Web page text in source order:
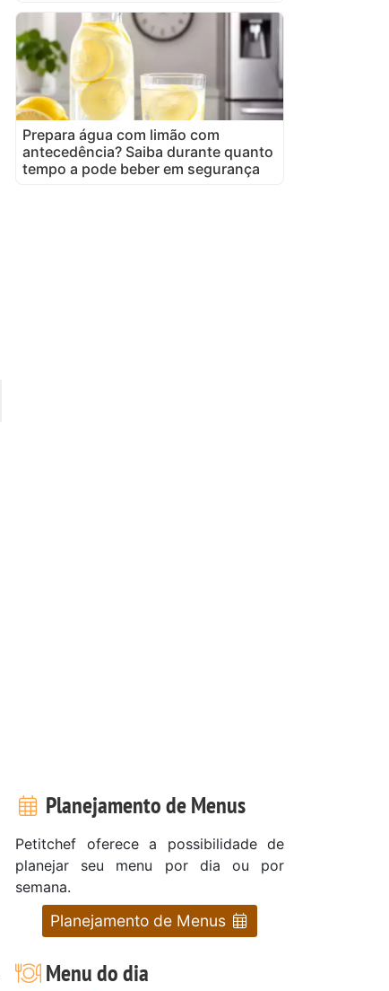
Prepara água com limão com
antecedência? Saiba durante quanto
tempo a pode beber em segurança
Planejamento de Menus
Petitchef oferece a possibilidade de
planejar seu menu por dia ou por
semana.
Planejamento de Menus
Menu do dia